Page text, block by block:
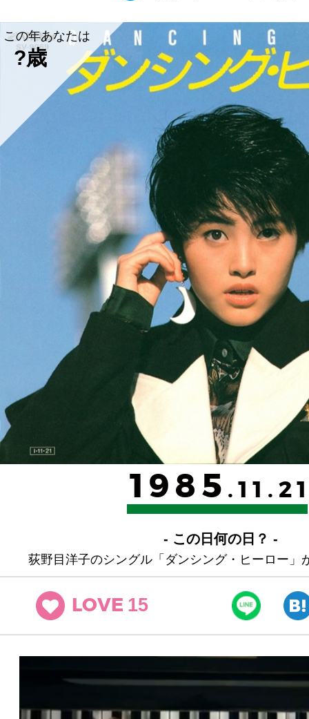
この年あなたは
?歳
1985
- この日何の日？ -
荻野目洋子のシングル「ダンシング・ヒーロー」
LOVE 15